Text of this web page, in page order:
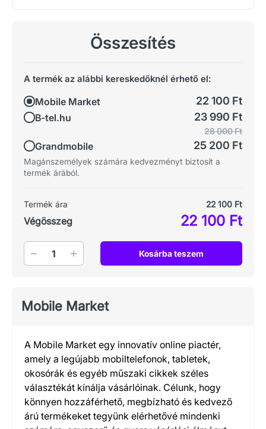
Összesítés
A termék az alábbi kereskedőknél érhető el:
Mobile Market 22 100 Ft
B-tel.hu 23 990 Ft
Grandmobile
28 000 Ft
25 200 Ft
Magánszemélyek számára kedvezményt biztosít a
termék árából.
Termék ára 22 100 Ft
Végösszeg 22 100 Ft
Mennyiség Kosárba teszem
Mobile Market
A Mobile Market egy innovatív online piactér,
amely a legújabb mobiltelefonok, tabletek,
okosórák és egyéb műszaki cikkek széles
választékát kínálja vásárlóinak. Célunk, hogy
könnyen hozzáférhető, megbízható és kedvező
árú termékeket tegyünk elérhetővé mindenki